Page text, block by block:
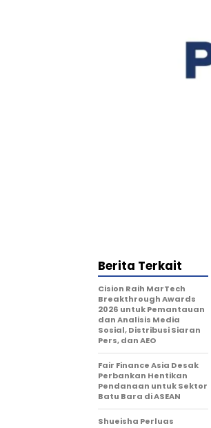
Berita Terkait
Cision Raih MarTech
Breakthrough Awards
2026 untuk Pemantauan
dan Analisis Media
Sosial, Distribusi Siaran
Pers, dan AEO
Fair Finance Asia Desak
Perbankan Hentikan
Pendanaan untuk Sektor
Batu Bara di ASEAN
Shueisha Perluas